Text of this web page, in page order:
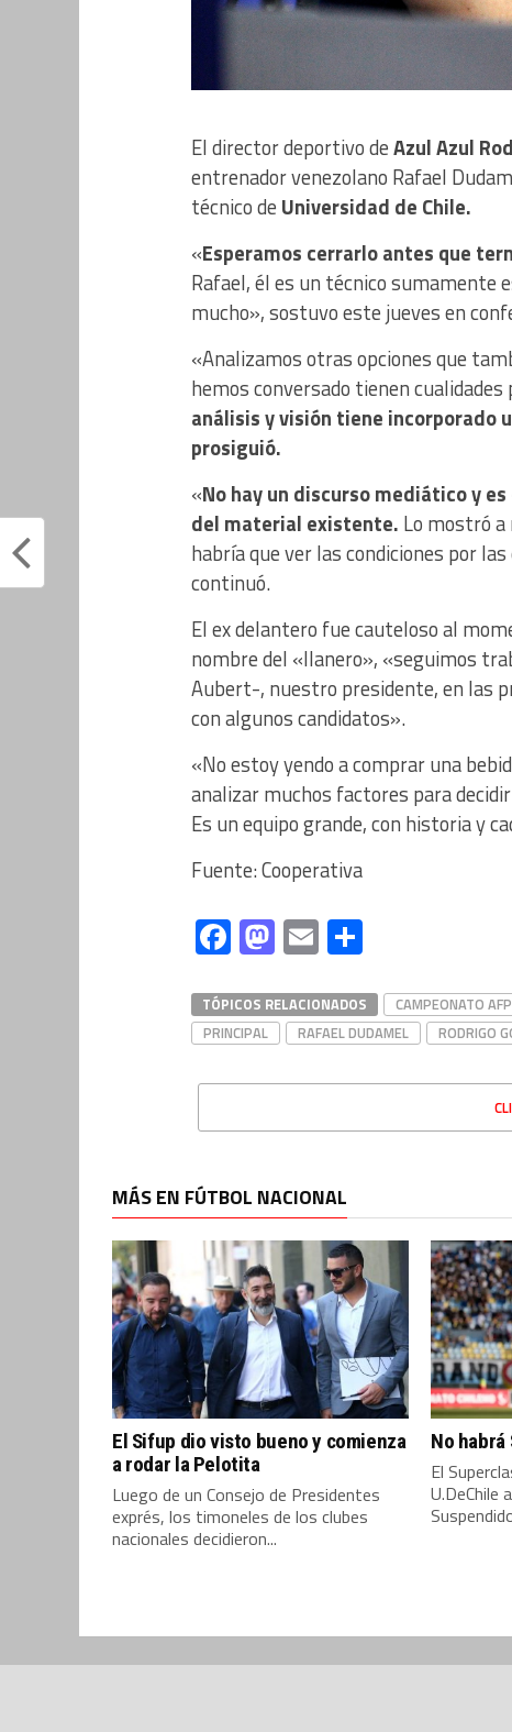
El director deportivo deAzul Azul
entrenador venezolano Rafael
técnico de Universidad de Chile.
«Esperamos cerrarlo antes que
Rafael, él es un técnico sumamente
mucho», sostuvo este jueves en
«Analizamos otras opciones que
hemos conversado tienen
análisis y visión tiene incorporado
prosiguió.
«No hay un discurso mediático y
del material existente. Lo mostró a
habría que ver las condiciones por
continuó.
El ex delantero fue cauteloso al
nombre del «llanero», «seguimos
Aubert-, nuestro presidente, en las
con algunos candidatos».
«No estoy yendo a comprar una
analizar muchos factores para
Es un equipo grande, con historia y
Fuente: Cooperativa
Facebook
Mastodon
Email
TÓPICOS RELACIONADOS CAMPEONATO
PRINCIPAL
RAFAEL DUDAMEL RODRIGO
MÁS EN FÚTBOL NACIONAL
El Sifup dio visto bueno y comienza
a rodar la Pelotita
Luego de un Consejo de Presidentes
exprés, los timoneles de los clubes
nacionales decidieron...
No habrá
El
U.DeChile